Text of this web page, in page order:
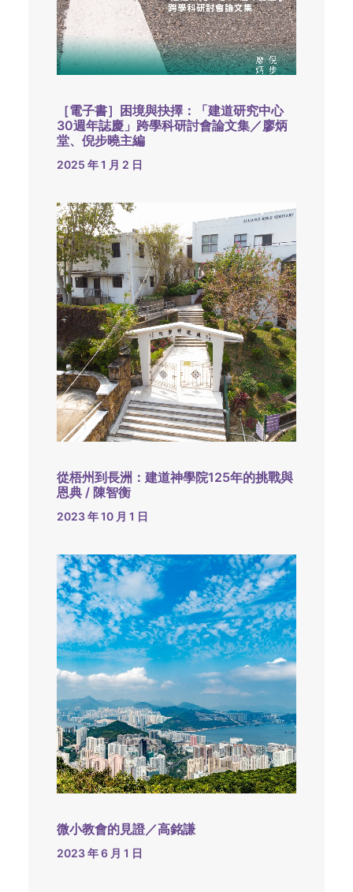
［電子書］困境與抉擇：「建道研究中心
30週年誌慶」跨學科研討會論文集／廖炳
堂、倪步曉主編
2025 年 1 月 2 日
從梧州到長洲：建道神學院125年的挑戰與
恩典 / 陳智衡
2023 年 10 月 1 日
微小教會的見證／高銘謙
2023 年 6 月 1 日